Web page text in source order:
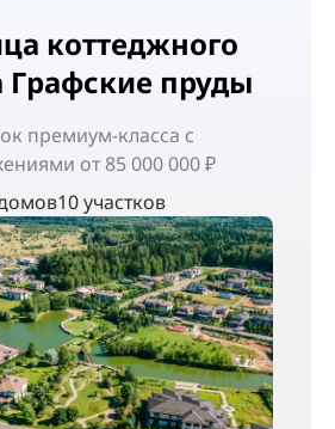
коттеджного
Графские пруды
премиум-класса с
от 85 000 000 ₽
10 участков